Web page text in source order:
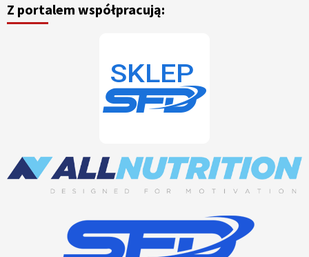
wpisach
Z portalem współpracują: